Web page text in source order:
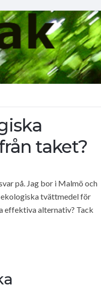
taket?
på. Jag bor i Malmö och
ekologiska tvättmedel för
effektiva alternativ? Tack